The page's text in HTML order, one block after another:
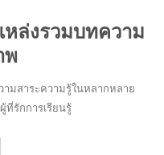
ล่งรวมบทความ
ามสาระความรู้ในหลากหลาย
ที่รักการเรียนรู้
ข้าม